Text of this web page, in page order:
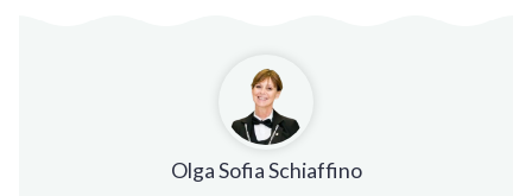
Olga Sofia Schiaffino